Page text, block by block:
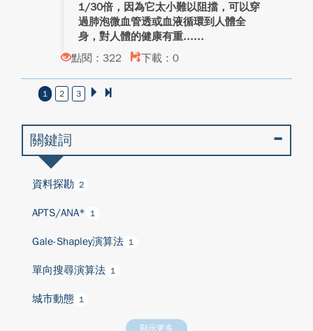
1/30倍，因為它太小難以阻擋，可以穿
過肺泡微血管透或血液循環到人體全
身，對人體的健康有重...
點閱：322
下載：0
1 2 3
關鍵詞
資料探勘 2
APTS/ANA* 1
Gale-Shapley演算法 1
單向搜尋演算法 1
城市動態 1
顯示更多